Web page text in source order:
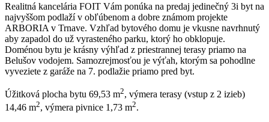
Realitná kancelária FOIT Vám ponúka na predaj jedinečný 3i byt na
najvyššom podlaží v obľúbenom a dobre známom projekte
ARBORIA v Trnave. Vzhľad bytového domu je vkusne navrhnutý
aby zapadol do už vyrasteného parku, ktorý ho obklopuje.
Doménou bytu je krásny výhľad z priestrannej terasy priamo na
Belušov vodojem. Samozrejmosťou je výťah, ktorým sa pohodlne
vyveziete z garáže na 7. podlažie priamo pred byt.
Úžitková plocha bytu 69,53 m2, výmera terasy (vstup z 2 izieb)
14,46 m2, výmera pivnice 1,73 m2.